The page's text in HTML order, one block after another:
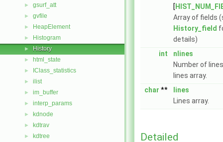
► gsurf_att
► gvfile
► HeapElement
► Histogram
► History
► html_state
► IClass_statistics
► ilist
► im_buffer
► interp_params
► kdnode
► kdtrav
► kdtree
[
Array of fields
History_field
details)
int
nlines
Number of
lines array.
char **
lines
Lines array.
Detailed